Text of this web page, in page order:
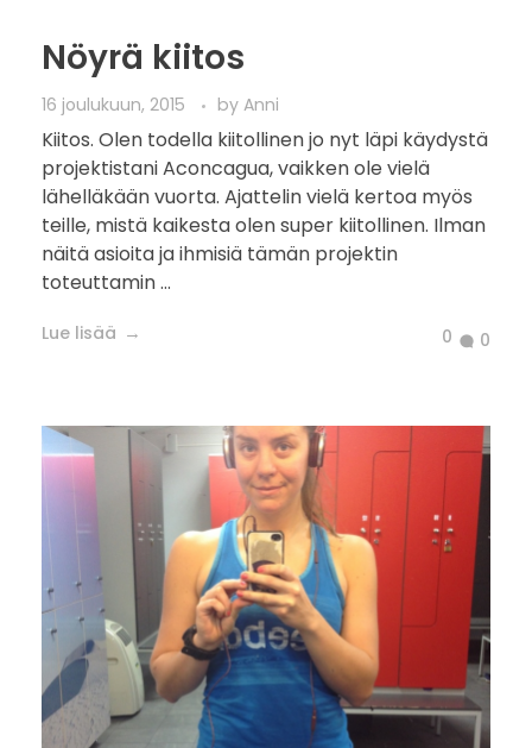
Nöyrä kiitos
16 joulukuun, 2015 by Anni
Kiitos. Olen todella kiitollinen jo nyt läpi käydystä
projektistani Aconcagua, vaikken ole vielä
lähelläkään vuorta. Ajattelin vielä kertoa myös
teille, mistä kaikesta olen super kiitollinen. Ilman
näitä asioita ja ihmisiä tämän projektin
toteuttamin ...
Lue lisää 0 0